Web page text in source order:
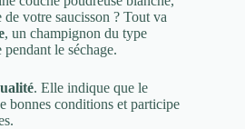
votre saucisson ? Tout va
, un champignon du type
le séchage.
. Elle indique que le
bonnes conditions et participe